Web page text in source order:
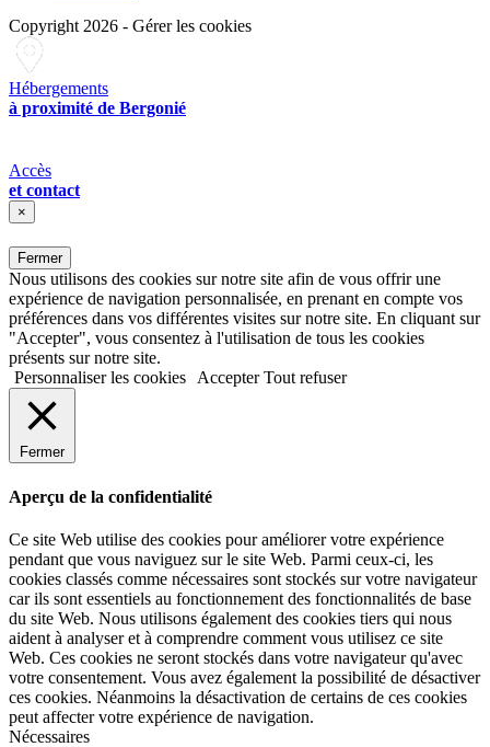
Copyright 2026 - Gérer les cookies
Hébergements
à proximité de Bergonié
Accès
et contact
×
Fermer
Nous utilisons des cookies sur notre site afin de vous offrir une
expérience de navigation personnalisée, en prenant en compte vos
préférences dans vos différentes visites sur notre site. En cliquant sur
"Accepter", vous consentez à l'utilisation de tous les cookies
présents sur notre site.
Personnaliser les cookies
Accepter Tout refuser
Fermer
Aperçu de la confidentialité
Ce site Web utilise des cookies pour améliorer votre expérience
pendant que vous naviguez sur le site Web. Parmi ceux-ci, les
cookies classés comme nécessaires sont stockés sur votre navigateur
car ils sont essentiels au fonctionnement des fonctionnalités de base
du site Web. Nous utilisons également des cookies tiers qui nous
aident à analyser et à comprendre comment vous utilisez ce site
Web. Ces cookies ne seront stockés dans votre navigateur qu'avec
votre consentement. Vous avez également la possibilité de désactiver
ces cookies. Néanmoins la désactivation de certains de ces cookies
peut affecter votre expérience de navigation.
Nécessaires